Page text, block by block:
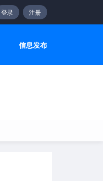
登录 注册
信息发布